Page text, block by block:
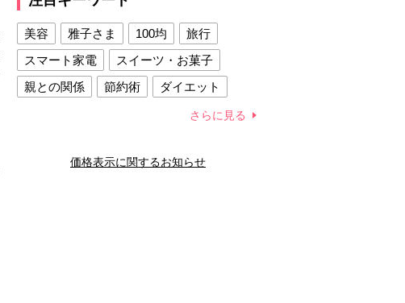
美容 雅子さま 100均
旅行
スマート家電
スイーツ・お菓子
親との関係
節約術
ダイエット
夫との関係
新津春子 どか食い
さらに見る
価格表示に関するお知らせ